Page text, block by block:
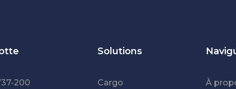
200
Solutions
Cargo
À